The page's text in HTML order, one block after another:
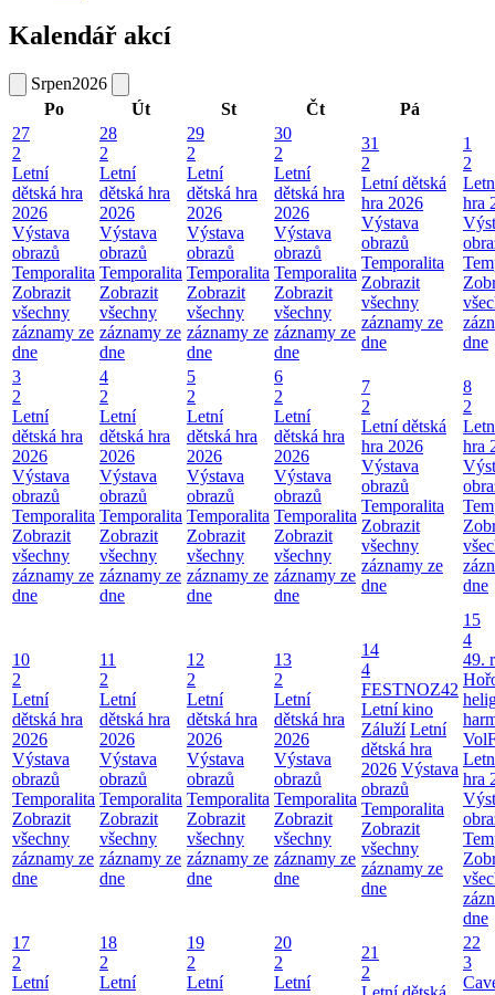
Kalendář akcí
Srpen2026
Po
Út St Čt
Pá
27
2
Letní
dětská hra
2026
Výstava
obrazů
Temporalita
Zobrazit
všechny
záznamy ze
dne
28
2
Letní
dětská hra
2026
Výstava
obrazů
Temporalita
Zobrazit
všechny
záznamy ze
dne
29
2
Letní
dětská hra
2026
Výstava
obrazů
Temporalita
Zobrazit
všechny
záznamy ze
dne
30
2
Letní
dětská hra
2026
Výstava
obrazů
Temporalita
Zobrazit
všechny
záznamy ze
dne
31
2
Letní dětská
hra 2026
Výstava
obrazů
Temporalita
Zobrazit
všechny
záznamy ze
dne
1
2
hra
dne
3
2
Letní
dětská hra
2026
Výstava
obrazů
Temporalita
Zobrazit
všechny
záznamy ze
dne
4
2
Letní
dětská hra
2026
Výstava
obrazů
Temporalita
Zobrazit
všechny
záznamy ze
dne
5
2
Letní
dětská hra
2026
Výstava
obrazů
Temporalita
Zobrazit
všechny
záznamy ze
dne
6
2
Letní
dětská hra
2026
Výstava
obrazů
Temporalita
Zobrazit
všechny
záznamy ze
dne
7
2
Letní dětská
hra 2026
Výstava
obrazů
Temporalita
Zobrazit
všechny
záznamy ze
dne
8
2
hra
dne
10
2
Letní
dětská hra
2026
Výstava
obrazů
Temporalita
Zobrazit
všechny
záznamy ze
dne
11
2
Letní
dětská hra
2026
Výstava
obrazů
Temporalita
Zobrazit
všechny
záznamy ze
dne
12
2
Letní
dětská hra
2026
Výstava
obrazů
Temporalita
Zobrazit
všechny
záznamy ze
dne
13
2
Letní
dětská hra
2026
Výstava
obrazů
Temporalita
Zobrazit
všechny
záznamy ze
dne
14
4
FESTNOZ42
Letní kino
Záluží Letní
dětská hra
2026 Výstava
obrazů
Temporalita
Zobrazit
všechny
záznamy ze
dne
15
4
49.
hra
dne
17
2
Letní
18
2
Letní
19
2
Letní
20
2
Letní
21
2
22
3